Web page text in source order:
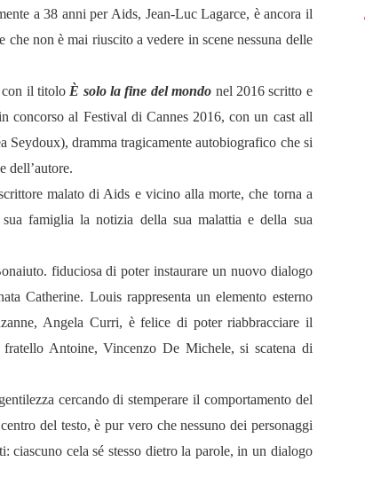
a 38 anni per Aids, Jean-Luc Lagarce, è ancora il
non è mai riuscito a vedere in scene nessuna delle
con il titolo È solo la fine del mondo nel 2016 scritto e
concorso al Festival di Cannes 2016, con un cast all
a Seydoux), dramma tragicamente autobiografico che si
dell’autore.
malato di Aids e vicino alla morte, che torna a
famiglia la notizia della sua malattia e della sua
fiduciosa di poter instaurare un nuovo dialogo
Catherine. Louis rappresenta un elemento esterno
, AngelaCurri, è felice di poter riabbracciare il
fratello Antoine, VincenzoDe Michele, si scatena di
cercando di stemperare il comportamento del
del testo, è pur vero che nessuno dei personaggi
ciascuno cela sé stesso dietro la parole, in un dialogo